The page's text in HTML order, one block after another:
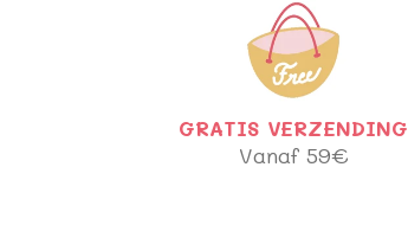
GRATIS VERZENDING
Vanaf 59€